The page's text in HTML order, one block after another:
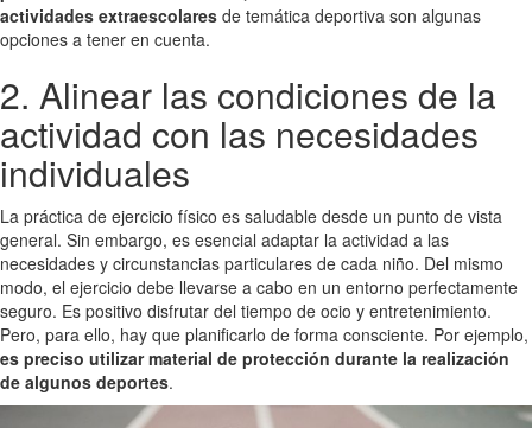
actividades extraescolares de temática deportiva son algunas
opciones a tener en cuenta.
2. Alinear las condiciones de la
actividad con las necesidades
individuales
La práctica de ejercicio físico es saludable desde un punto de vista
general. Sin embargo, es esencial adaptar la actividad a las
necesidades y circunstancias particulares de cada niño. Del mismo
modo, el ejercicio debe llevarse a cabo en un entorno perfectamente
seguro. Es positivo disfrutar del tiempo de ocio y entretenimiento.
Pero, para ello, hay que planificarlo de forma consciente. Por ejemplo,
es preciso utilizar material de protección durante la realización
de algunos deportes.